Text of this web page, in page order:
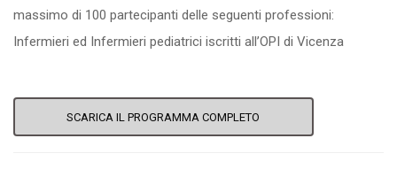
massimo di 100 partecipanti delle seguenti professioni:
Infermieri ed Infermieri pediatrici iscritti all’OPI di Vicenza
SCARICA IL PROGRAMMA COMPLETO